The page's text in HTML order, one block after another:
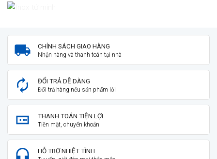
CHÍNH SÁCH GIAO HÀNG
Nhận hàng và thanh toán tại nhà
ĐỔI TRẢ DỄ DÀNG
Đổi trả hàng nếu sản phẩm lỗi
THANH TOÁN TIỆN LỢI
Tiền mặt, chuyển khoản
HỖ TRỢ NHIỆT TÌNH